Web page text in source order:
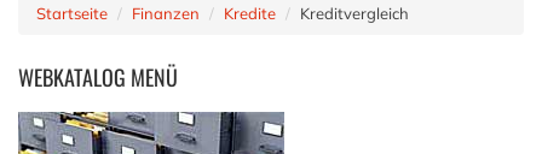
Startseite Finanzen Kredite Kreditvergleich
WEBKATALOG MENÜ